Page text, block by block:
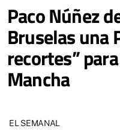
Paco Núñez
Bruselas una
recortes”
Mancha
EL SEMANAL